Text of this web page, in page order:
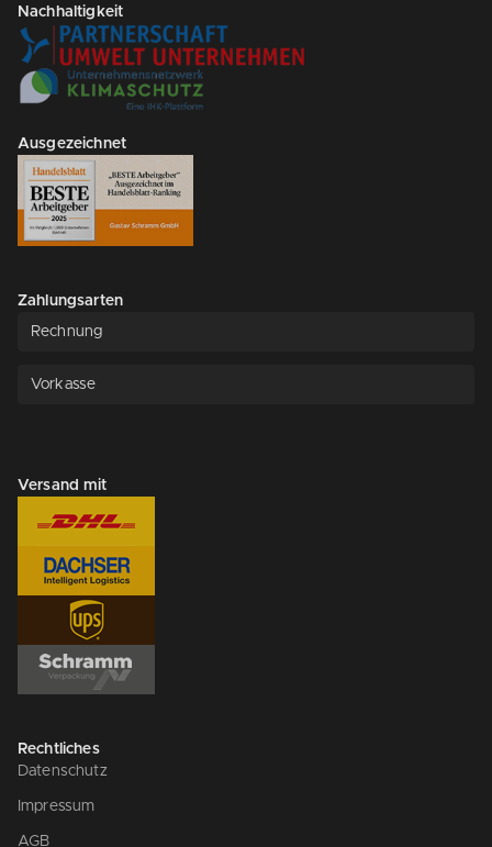
Nachhaltigkeit
Ausgezeichnet
Zahlungsarten
Rechnung
Vorkasse
Versand mit
Rechtliches
Datenschutz
Impressum
AGB